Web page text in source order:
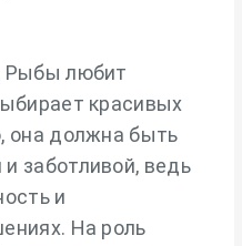
Рыбы любит
красивых
она должна быть
заботливой, ведь
и
На роль